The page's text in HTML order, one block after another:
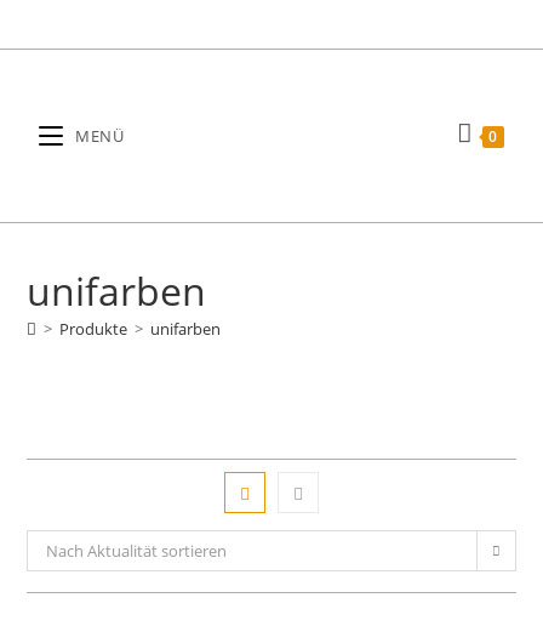
Inhalt
MENÜ 0
unifarben
> Produkte > unifarben
Nach Aktualität sortieren